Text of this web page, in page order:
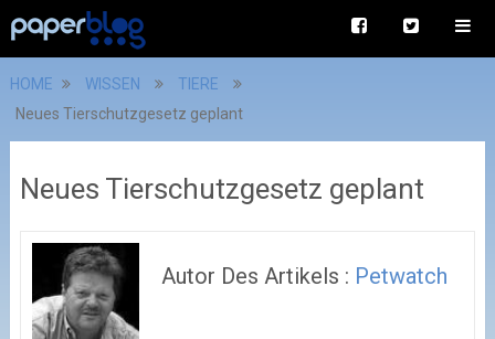
HOME WISSEN
TIERE
Neues Tierschutzgesetz geplant
Neues Tierschutzgesetz geplant
Autor Des Artikels : Petwatch